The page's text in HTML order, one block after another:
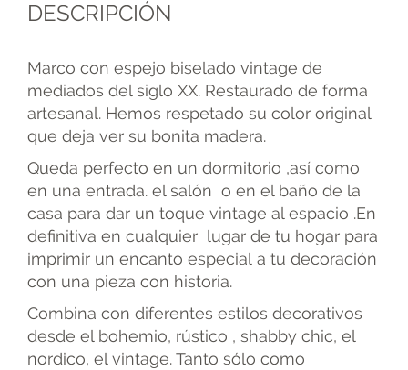
DESCRIPCIÓN
Marco con espejo biselado vintage de
mediados del siglo XX. Restaurado de forma
artesanal. Hemos respetado su color original
que deja ver su bonita madera.
Queda perfecto en un dormitorio ,así como
en una entrada. el salón o en el baño de la
casa para dar un toque vintage al espacio .En
definitiva en cualquier lugar de tu hogar para
imprimir un encanto especial a tu decoración
con una pieza con historia.
Combina con diferentes estilos decorativos
desde el bohemio, rústico , shabby chic, el
nordico, el vintage. Tanto sólo como